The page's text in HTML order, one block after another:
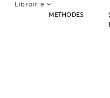
Librairie
METHODES